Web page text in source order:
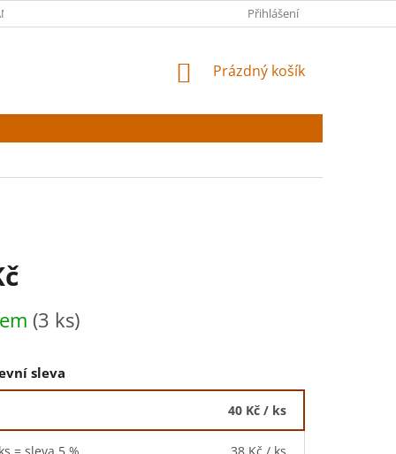
OSOBNÍCH ÚDAJŮ Přihlášení
NÁKUPNÍ
Prázdný košík
(3 ks)
sleva
40 Kč / ks